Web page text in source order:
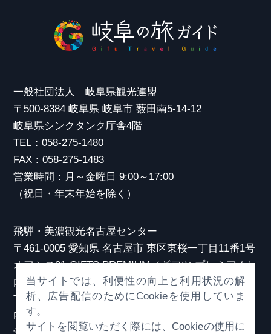
一般社団法人 岐阜県観光連盟
〒500-8384 岐阜県 岐阜市 薮田南5-14-12
岐阜県シンクタンク庁舎4階
TEL：058-275-1480
FAX：058-275-1483
営業時間：月～金曜日 9:00～17:00
（祝日・年末年始を除く）
飛騨・美濃観光名古屋センター
〒461-0005 愛知県 名古屋市 東区東桜一丁目11番1号
オアシス21 GIFTS PREMIUM（ギフツ プレミアム）
内
TEL：052-253-6185
FAX：052-253-6186
当サイトでは、利便性の向上と利用状況の解
析、広告配信のためにCookieを使用していま
す。
サイトを閲覧いただく際には、Cookieの使用に